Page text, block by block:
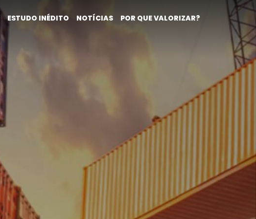
ESTUDO INÉDITO NOTÍCIAS POR QUE VALORIZAR?